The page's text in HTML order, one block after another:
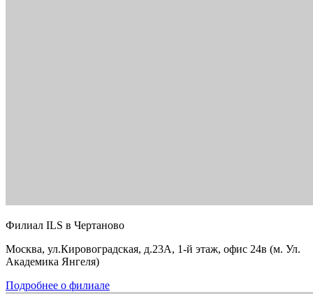
Филиал ILS в Чертаново
Москва, ул.Кировоградская, д.23А, 1-й этаж, офис 24в (м. Ул.
Академика Янгеля)
Подробнее о филиале